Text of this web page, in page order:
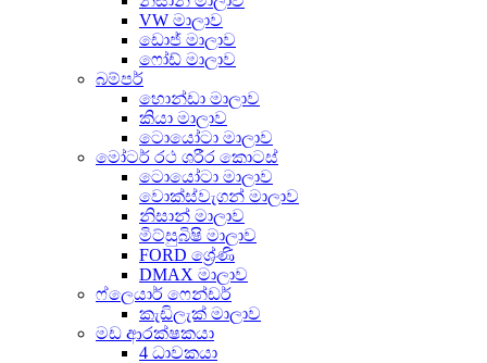
VW මාලාව
ඩොජ් මාලාව
ෆෝඩ් මාලාව
බම්පර්
හොන්ඩා මාලාව
කියා මාලාව
ටොයෝටා මාලාව
මෝටර් රථ ශරීර කොටස්
ටොයෝටා මාලාව
වොක්ස්වැගන් මාලාව
නිසාන් මාලාව
මිට්සුබිෂි මාලාව
FORD ශ්‍රේණි
DMAX මාලාව
ෆ්ලෙයාර් ෆෙන්ඩර්
කැඩිලැක් මාලාව
මඩ ආරක්ෂකයා
4 ධාවකයා